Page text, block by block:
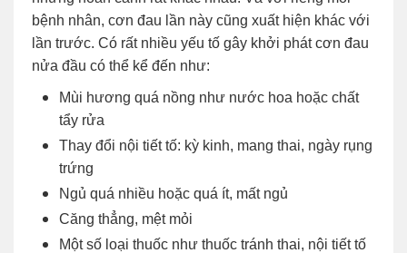
bệnh nhân, cơn đau lần này cũng xuất hiện khác với
lần trước. Có rất nhiều yếu tố gây khởi phát cơn đau
nửa đầu có thể kể đến như:
Mùi hương quá nồng như nước hoa hoặc chất
tẩy rửa
Thay đổi nội tiết tố: kỳ kinh, mang thai, ngày rụng
trứng
Ngủ quá nhiều hoặc quá ít, mất ngủ
Căng thẳng, mệt mỏi
Một số loại thuốc như thuốc tránh thai, nội tiết tố